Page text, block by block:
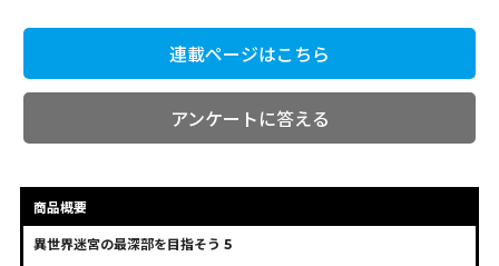
連載ページはこちら
アンケートに答える
商品概要
異世界迷宮の最深部を目指そう 5